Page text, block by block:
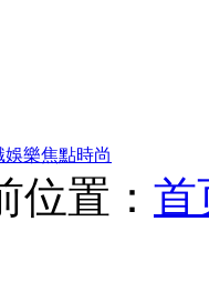
娛樂焦點時尚
位置： 首